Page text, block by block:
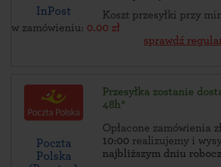
InPost
Koszt przesyłki przy
w zamówieniu: 0.00 zł
sprawdź
Poczta
Polska
Przesyłka zostanie
48h*
Opłacone zamówienia
10:00 realizujemy i
najbliższym dniu